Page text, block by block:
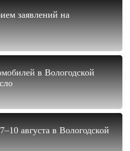
заявлений на
в Вологодской
августа в Вологодской